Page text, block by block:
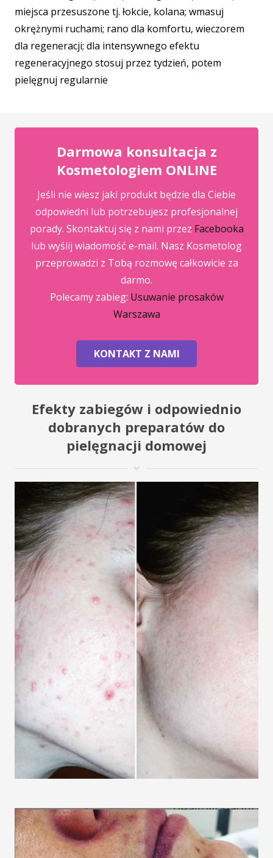
miejsca przesuszone tj. łokcie, kolana; wmasuj
okrężnymi ruchami; rano dla komfortu, wieczorem
dla regeneracji; dla intensywnego efektu
regeneracyjnego stosuj przez tydzień, potem
pielęgnuj regularnie
Darmowa konsultacja z
Kosmetologiem ONLINE
Jeśli nie wiesz jaki produkt będzie dla Ciebie
odpowiedni lub potrzebujesz profesjonalnej
porady. Skontaktuj się z nami przez Facebooka
lub wyślij wiadomość e-mail. Nasz Kosmetolog
przeprowadzi z Tobą rozmowę całkowicie za
darmo.
Polecamy zabieg: Usuwanie prosaków
Warszawa
KONTAKT Z NAMI
Efekty zabiegów i odpowiednio
dobranych preparatów do
pielęgnacji domowej